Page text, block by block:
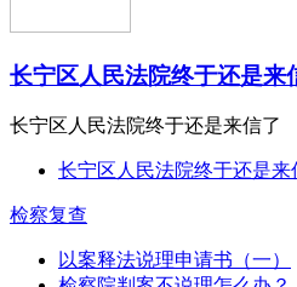
长宁区人民法院终于还是来
长宁区人民法院终于还是来信了
长宁区人民法院终于还是来
检察复查
以案释法说理申请书（一）